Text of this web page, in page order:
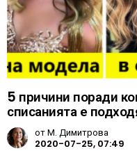
5 причини поради
списанията е
отМ. Димитрова
2020-07-25, 07:49